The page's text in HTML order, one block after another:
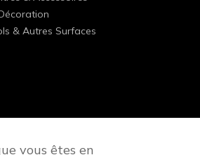
& Autres Surfaces
vous êtes en